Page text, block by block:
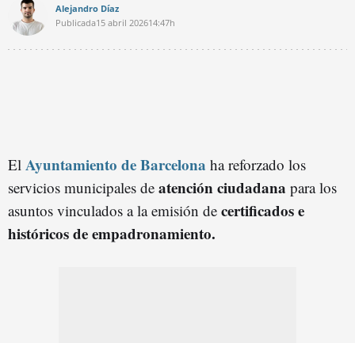
Alejandro Díaz
Publicada15 abril 202614:47h
El Ayuntamiento de Barcelona ha reforzado los
servicios municipales de atención ciudadana para los
asuntos vinculados a la emisión de certificados e
históricos de empadronamiento.